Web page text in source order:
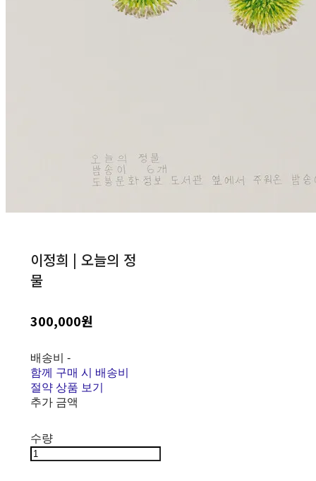
이정희 | 오늘의 정
물
300,000원
배송비 -
함께 구매 시 배송비
절약 상품 보기
추가 금액
수량